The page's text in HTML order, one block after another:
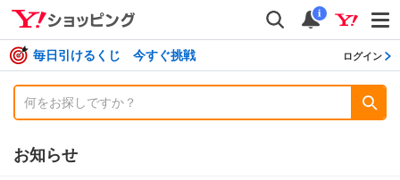
検索
通知
i
毎日引けるくじ 今すぐ挑戦 ログイン
お知らせ